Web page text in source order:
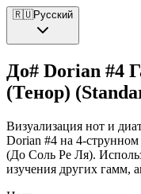
🇷🇺Русский
До# Dorian #4
(Тенор)
Визуализация нот и
Dorian #4 на 4-
(До Соль Ре Ля).
изучения других гамм,